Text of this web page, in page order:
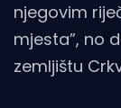
njegovim
mjesta”, no
zemljištu